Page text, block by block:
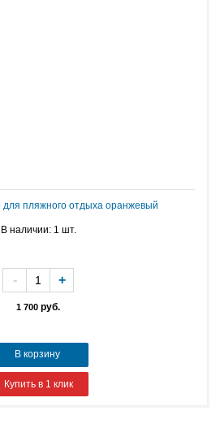
для пляжного отдыха оранжевый
В наличии: 1 шт.
1 700 руб.
- +
В корзину
Купить в 1 клик